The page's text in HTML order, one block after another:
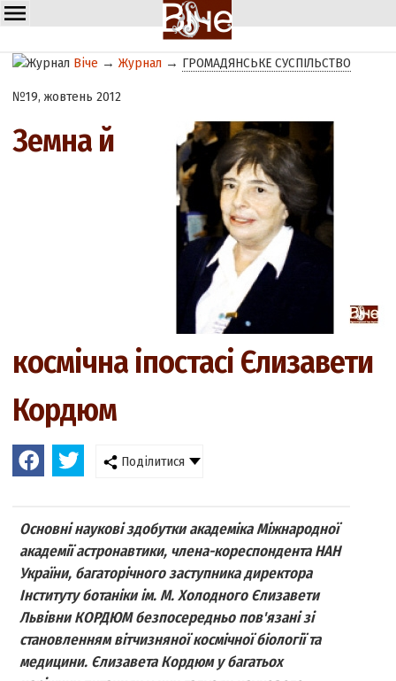
Віче →Журнал → ГРОМАДЯНСЬКЕ СУСПІЛЬСТВО
№19, жовтень 2012
Земна й
космічна іпостасі Єлизавети
Кордюм
Поділитися
Основні наукові здобутки академіка Міжнародної
академії астронавтики, члена-кореспондента НАН
України, багаторічного заступника директора
Інституту ботаніки ім. М. Холодного Єлизавети
Львівни КОРДЮМ безпосередньо пов'язані зі
становленням вітчизняної космічної біології та
медицини. Єлизавета Кордюм у багатьох